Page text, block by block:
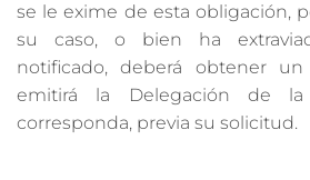
se le exime de esta obligación,
su caso, o bien ha
notificado, deberá obtener
emitirá la Delegación de
corresponda, previa su solicitud.